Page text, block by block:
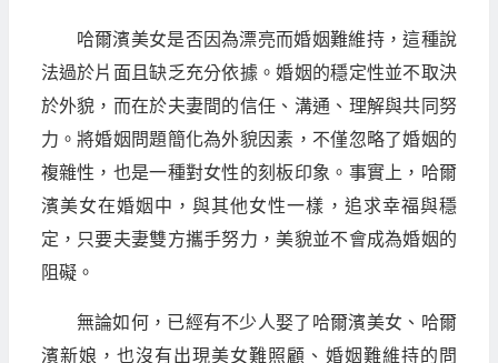
哈爾濱美女是否因為漂亮而婚姻難維持，這種說
法過於片面且缺乏充分依據。婚姻的穩定性並不取決
於外貌，而在於夫妻間的信任、溝通、理解與共同努
力。將婚姻問題簡化為外貌因素，不僅忽略了婚姻的
複雜性，也是一種對女性的刻板印象。事實上，哈爾
濱美女在婚姻中，與其他女性一樣，追求幸福與穩
定，只要夫妻雙方攜手努力，美貌並不會成為婚姻的
阻礙。
無論如何，已經有不少人娶了哈爾濱美女、哈爾
濱新娘，也沒有出現美女難照顧、婚姻難維持的問